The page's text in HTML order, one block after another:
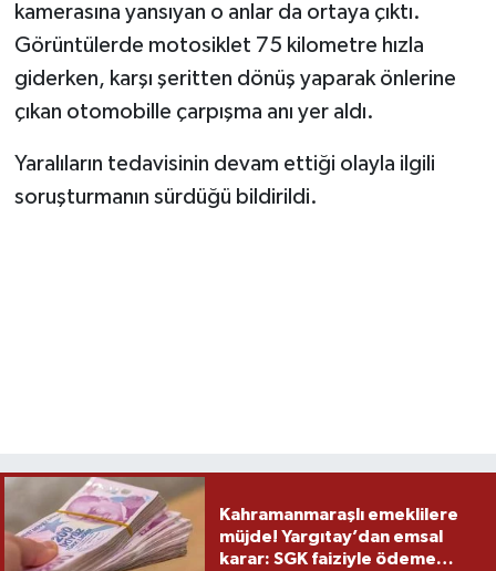
kamerasına yansıyan o anlar da ortaya çıktı.
Görüntülerde motosiklet 75 kilometre hızla
giderken, karşı şeritten dönüş yaparak önlerine
çıkan otomobille çarpışma anı yer aldı.
Yaralıların tedavisinin devam ettiği olayla ilgili
soruşturmanın sürdüğü bildirildi.
Kahramanmaraşlı emeklilere
müjde! Yargıtay’dan emsal
karar: SGK faiziyle ödeme